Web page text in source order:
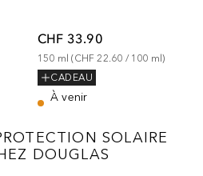
CHF 33.90
150 ml (CHF 22.60 / 100 ml)
CADEAU
À venir
SOLAIRE
DOUGLAS